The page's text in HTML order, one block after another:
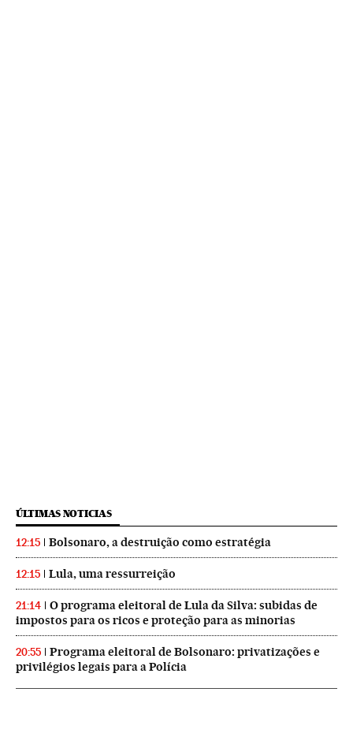
ÚLTIMAS NOTICIAS
12:15 Bolsonaro, a destruição como estratégia
12:15 Lula, uma ressurreição
21:14
O programa eleitoral de Lula da Silva: subidas de
impostos para os ricos e proteção para as minorias
20:55
Programa eleitoral de Bolsonaro: privatizações e
privilégios legais para a Polícia